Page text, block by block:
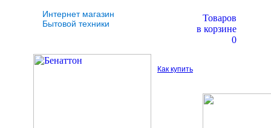
Интернет магазин
Бытовой техники
Товаров
в корзине
0
Как купить